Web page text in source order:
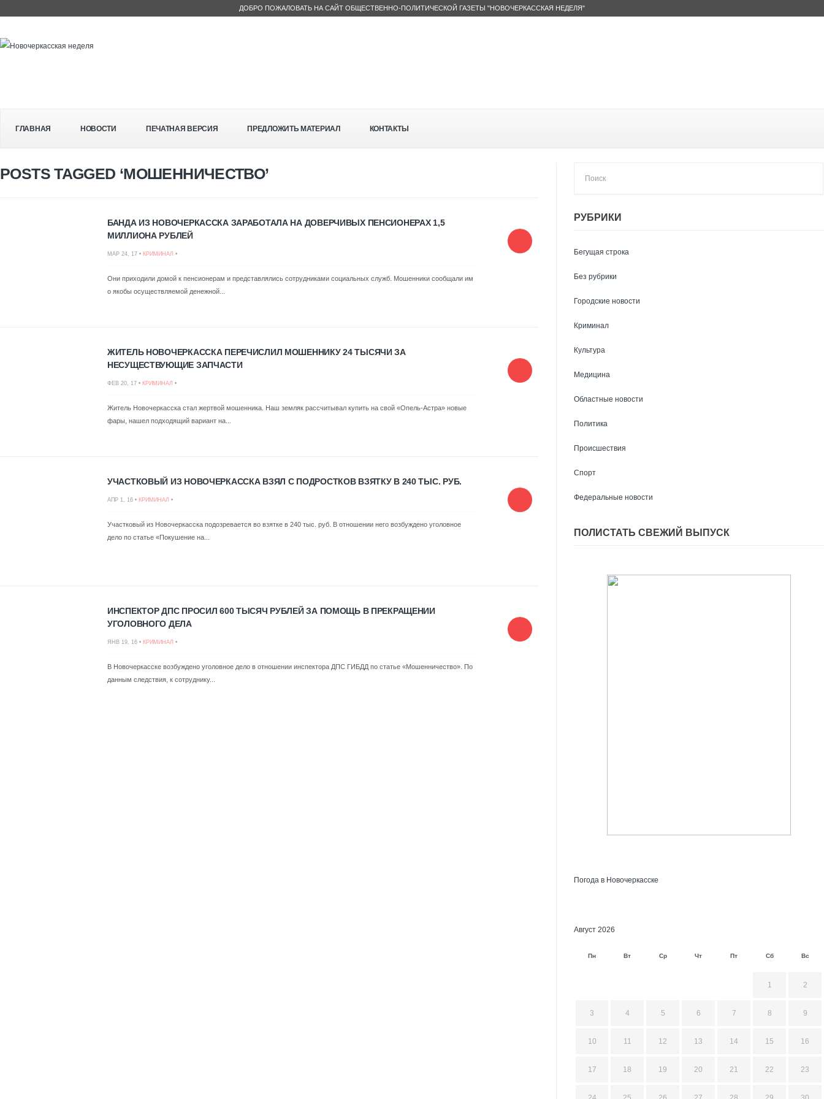
ДОБРО ПОЖАЛОВАТЬ НА САЙТ ОБЩЕСТВЕННО-ПОЛИТИЧЕСКОЙ ГАЗЕТЫ "НОВОЧЕРКАССКАЯ НЕДЕЛЯ"
ГЛАВНАЯ НОВОСТИ ПЕЧАТНАЯ ВЕРСИЯ ПРЕДЛОЖИТЬ МАТЕРИАЛ КОНТАКТЫ
POSTS TAGGED ‘МОШЕННИЧЕСТВО’
БАНДА ИЗ НОВОЧЕРКАССКА ЗАРАБОТАЛА НА ДОВЕРЧИВЫХ ПЕНСИОНЕРАХ 1,5
МИЛЛИОНА РУБЛЕЙ
МАР 24, 17 • КРИМИНАЛ •
Они приходили домой к пенсионерам и представлялись сотрудниками социальных служб. Мошенники сообщали им
о якобы осуществляемой денежной...
ЖИТЕЛЬ НОВОЧЕРКАССКА ПЕРЕЧИСЛИЛ МОШЕННИКУ 24 ТЫСЯЧИ ЗА
НЕСУЩЕСТВУЮЩИЕ ЗАПЧАСТИ
ФЕВ 20, 17 • КРИМИНАЛ •
Житель Новочеркасска стал жертвой мошенника. Наш земляк рассчитывал купить на свой «Опель-Астра» новые
фары, нашел подходящий вариант на...
УЧАСТКОВЫЙ ИЗ НОВОЧЕРКАССКА ВЗЯЛ С ПОДРОСТКОВ ВЗЯТКУ В 240 ТЫС. РУБ.
АПР 1, 16 • КРИМИНАЛ •
Участковый из Новочеркасска подозревается во взятке в 240 тыс. руб. В отношении него возбуждено уголовное
дело по статье «Покушение на...
ИНСПЕКТОР ДПС ПРОСИЛ 600 ТЫСЯЧ РУБЛЕЙ ЗА ПОМОЩЬ В ПРЕКРАЩЕНИИ
УГОЛОВНОГО ДЕЛА
ЯНВ 19, 16 • КРИМИНАЛ •
В Новочеркасске возбуждено уголовное дело в отношении инспектора ДПС ГИБДД по статье «Мошенничество». По
данным следствия, к сотруднику...
РУБРИКИ
Бегущая строка
Без рубрики
Городские новости
Криминал
Культура
Медицина
Областные новости
Политика
Происшествия
Спорт
Федеральные новости
ПОЛИСТАТЬ СВЕЖИЙ ВЫПУСК
Погода в Новочеркасске
Август 2026
Пн Вт Ср Чт Пт Сб Вс
1 2
3 4 5 6 7 8 9
10 11 12 13 14 15 16
17 18 19 20 21 22 23